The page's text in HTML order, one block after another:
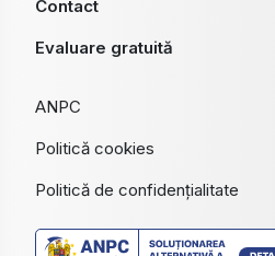
Contact
Evaluare gratuită
ANPC
Politică cookies
Politică de confidențialitate